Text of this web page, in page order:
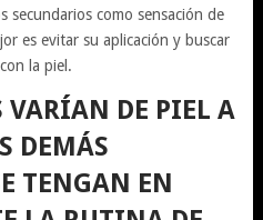
secundarios como sensación de
es evitar su aplicación y buscar
la piel.
VARÍAN DE PIEL A
DEMÁS
TENGAN EN